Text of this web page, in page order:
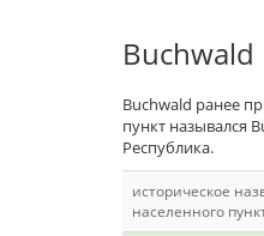
Buchwald
Buchwald ранее
пункт назывался
Республика.
историческое
населенного